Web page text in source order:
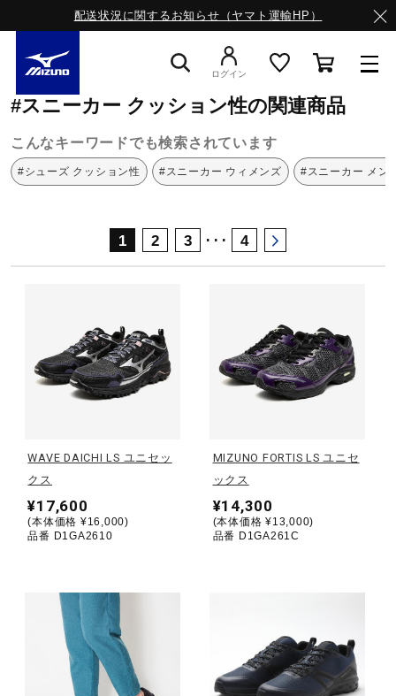
配送状況に関するお知らせ（ヤマト運輸HP）
ライフスタイルウエア
ランニング
トレーニング
ゴルフ
バレーボール
ログイン
ミズノ公式オンライン クッション性
#スニーカー クッション性の関連商品
こんなキーワードでも検索されています
#シューズ クッション性 #スニーカー ウィメンズ #スニーカー メン
1 2 3 ･･･ 4
WAVE DAICHI LS ユニセッ
クス
¥17,600
(本体価格 ¥16,000)
品番 D1GA2610
MIZUNO FORTIS LS ユニセ
ックス
¥14,300
(本体価格 ¥13,000)
品番 D1GA261C